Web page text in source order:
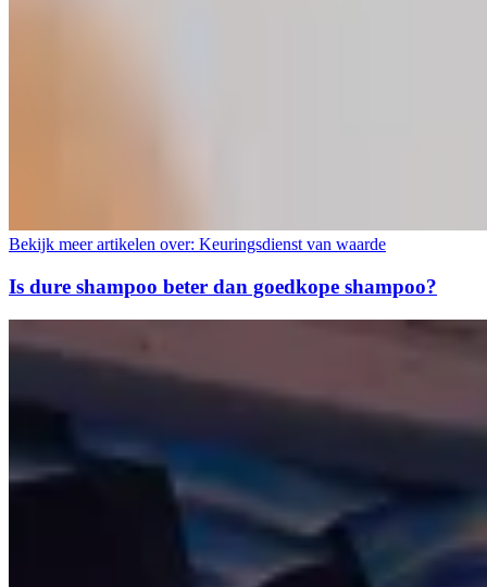
Bekijk meer artikelen over: Keuringsdienst van waarde
Is dure shampoo beter dan goedkope shampoo?